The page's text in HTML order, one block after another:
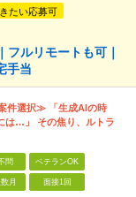
たい応募可
ルリモートも可｜
手当
件選択≫ 「生成AIの時
は…」 その焦り、ルトラ
問 ベテランOK
月 面接1回